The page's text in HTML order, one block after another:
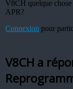
V8CH quelque
APR?
Connexion pour
V8CH a